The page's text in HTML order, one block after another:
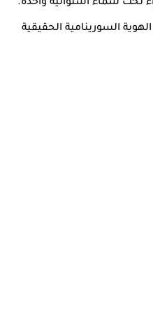
تحت سماء استوائية واحدة.
السورينامية الحقيقية